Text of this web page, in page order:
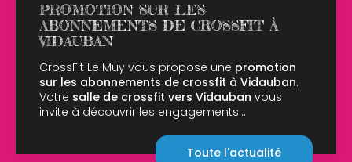
PROMOTION SUR LES
ABONNEMENTS DE CROSSFIT À
VIDAUBAN
CrossFit Le Muy vous propose unepromotion
sur les abonnements de crossfit à Vidauban.
Votresalle de crossfit vers Vidaubanvous
invite à découvrir les engagements…
Toute l'actualité